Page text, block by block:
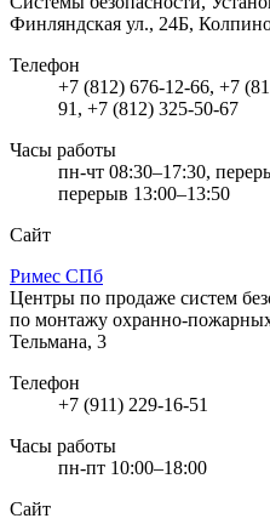
Финляндская ул., 24Б,
Телефон
+7 (812) 676-12-66, +7
91, +7 (812) 325-50-67
Часы работы
пн-чт 08:30–17:30,
перерыв 13:00–13:50
Сайт
Римес СПб
Центры по продаже систем
по монтажу охранно-
Тельмана, 3
Телефон
+7 (911) 229-16-51
Часы работы
пн-пт 10:00–18:00
Сайт